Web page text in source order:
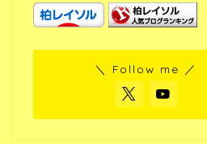
＼ Follow me ／